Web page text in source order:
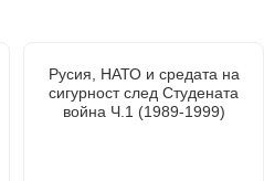
Русия, НАТО и средата на
сигурност след Студената
война Ч.1 (1989-1999)